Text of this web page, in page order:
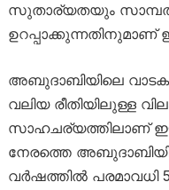
സുതാര്യതയും
ഉറപ്പാക്കുന്നതിനുമാണ്
അബുദാബിയിലെ വാടക
വലിയ രീതിയിലുള്ള
സാഹചര്യത്തിലാണ്
നേരത്തെ
വർഷത്തിൽ പരമാവധി